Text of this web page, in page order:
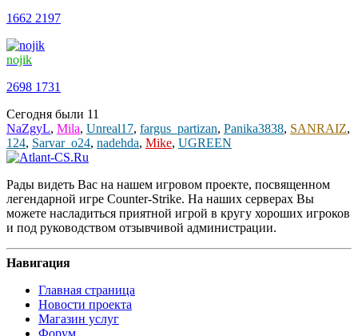
1662 2197
nojik
2698 1731
Сегодня были 11
NaZgyL, Mila, Unreal17, fargus_partizan, Panika3838, SANRAIZ,
124, Sarvar_o24, nadehda, Mike, UGREEN
Рады видеть Вас на нашем игровом проекте, посвященном
легендарной игре Counter-Strike. На наших серверах Вы
можете насладиться приятной игрой в кругу хороших игроков
и под руководством отзывчивой администрации.
Навигация
Главная страница
Новости проекта
Магазин услуг